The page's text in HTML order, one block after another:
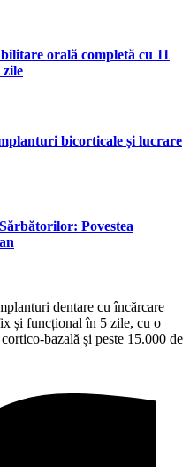
orală completă cu 11
bicorticale și lucrare
Povestea
dentare cu încărcare
și funcțional în 5 zile, cu o
bazală și peste 15.000 de